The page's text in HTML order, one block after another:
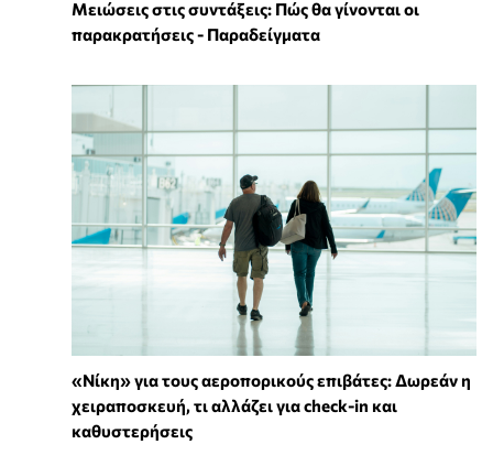
Μειώσεις στις συντάξεις: Πώς θα γίνονται οι
παρακρατήσεις - Παραδείγματα
«Νίκη» για τους αεροπορικούς επιβάτες: Δωρεάν η
χειραποσκευή, τι αλλάζει για check-in και
καθυστερήσεις